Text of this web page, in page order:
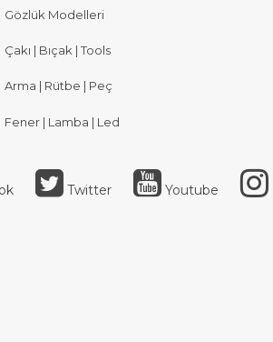
Gözlük Modelleri
Çakı | Bıçak | Tools
Arma | Rütbe | Peç
Fener | Lamba | Led
Twitter Youtube